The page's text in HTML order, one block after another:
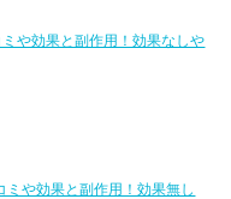
や効果と副作用！効果なしや
ミや効果と副作用！効果無し